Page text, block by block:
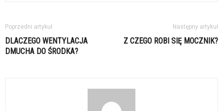
Poprzedni artykuł
DLACZEGO WENTYLACJA
DMUCHA DO ŚRODKA?
Następny artykuł
Z CZEGO ROBI SIĘ MOCZNIK?